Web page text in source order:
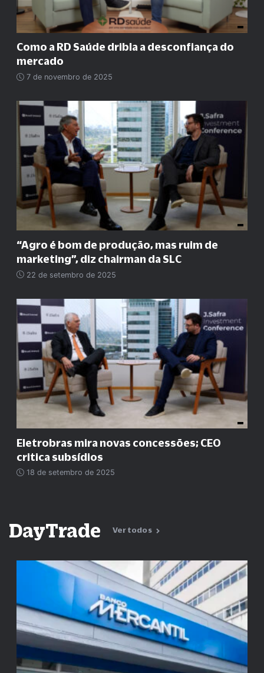
Como a RD Saúde dribla a desconfiança do
mercado
7 de novembro de 2025
“Agro é bom de produção, mas ruim de
marketing”, diz chairman da SLC
22 de setembro de 2025
Eletrobras mira novas concessões; CEO
critica subsídios
18 de setembro de 2025
DayTrade Ver todos